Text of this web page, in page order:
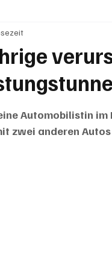
LESERBRIEFE
Automobilistin
zwei anderen